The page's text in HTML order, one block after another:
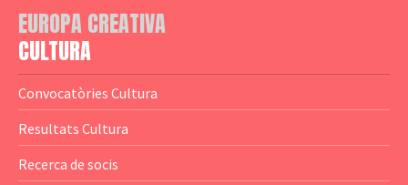
— Presentacions
— Estudis
— Anuaris
— Catàlegs
— Estadístiques
EUROPA CREATIVA
CULTURA
Convocatòries Cultura
Resultats Cultura
Recerca de socis